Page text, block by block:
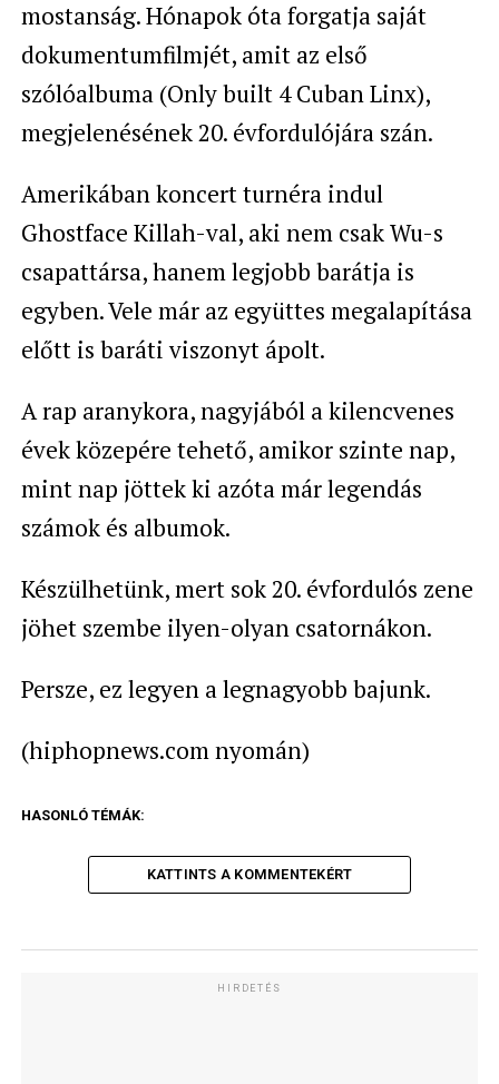
mostanság. Hónapok óta forgatja saját
dokumentumfilmjét, amit az első
szólóalbuma (Only built 4 Cuban Linx),
megjelenésének 20. évfordulójára szán.
Amerikában koncert turnéra indul
Ghostface Killah-val, aki nem csak Wu-s
csapattársa, hanem legjobb barátja is
egyben. Vele már az együttes megalapítása
előtt is baráti viszonyt ápolt.
A rap aranykora, nagyjából a kilencvenes
évek közepére tehető, amikor szinte nap,
mint nap jöttek ki azóta már legendás
számok és albumok.
Készülhetünk, mert sok 20. évfordulós zene
jöhet szembe ilyen-olyan csatornákon.
Persze, ez legyen a legnagyobb bajunk.
(hiphopnews.com nyomán)
HASONLÓ TÉMÁK:
KATTINTS A KOMMENTEKÉRT
HIRDETÉS